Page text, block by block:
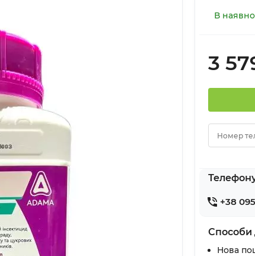
В
3
Номер
+38
Способи
Нова